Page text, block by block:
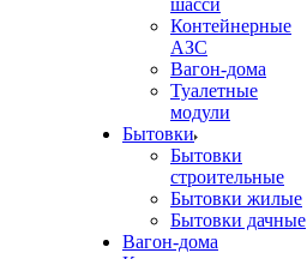
шасси
Контейнерные
АЗС
Вагон-дома
Туалетные
модули
Бытовки
Бытовки
строительные
Бытовки жилые
Бытовки дачные
Вагон-дома